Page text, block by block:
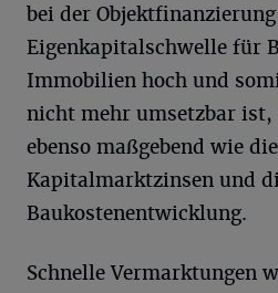
bei der
Eigenkapitalschwelle für
Immobilien hoch und
nicht mehr umsetzbar
ebenso maßgebend wie die
Kapitalmarktzinsen und
Baukostenentwicklung.
Schnelle Vermarktungen